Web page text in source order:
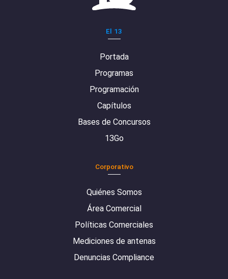
El 13
Portada
Programas
Programación
Capítulos
Bases de Concursos
13Go
Corporativo
Quiénes Somos
Área Comercial
Políticas Comerciales
Mediciones de antenas
Denuncias Compliance